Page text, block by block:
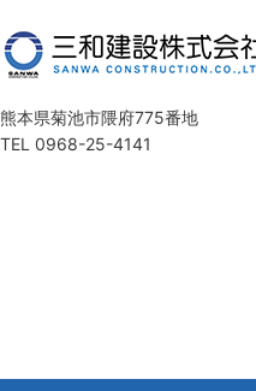
熊本県菊池市隈府775番地
TEL 0968-25-4141